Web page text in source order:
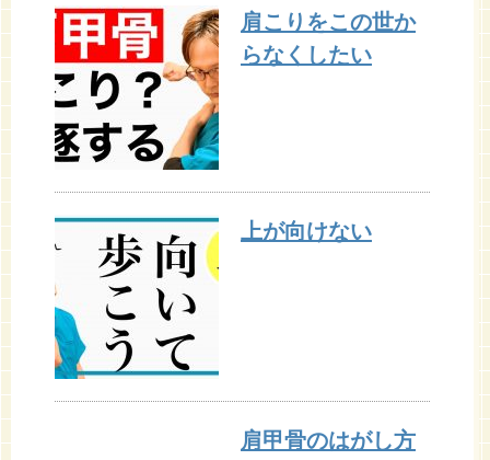
肩こりをこの世か
らなくしたい
上が向けない
肩甲骨のはがし方